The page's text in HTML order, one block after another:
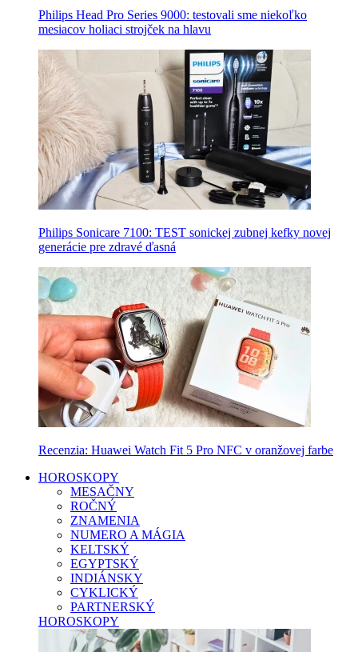
Philips Head Pro Series 9000: testovali sme niekoľko
mesiacov holiaci strojček na hlavu
Philips Sonicare 7100: TEST sonickej zubnej kefky novej
generácie pre zdravé ďasná
Recenzia: Huawei Watch Fit 5 Pro NFC v oranžovej farbe
HOROSKOPY
MESAČNY
ROČNÝ
ZNAMENIA
NUMERO A MÁGIA
KELTSKÝ
EGYPTSKÝ
INDIÁNSKY
CYKLICKÝ
PARTNERSKÝ
HOROSKOPY